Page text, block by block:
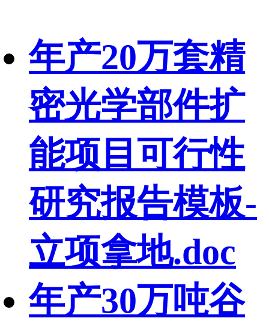
年产20万套精
密光学部件扩
能项目可行性
研究报告模板-
立项拿地.doc
年产30万吨谷